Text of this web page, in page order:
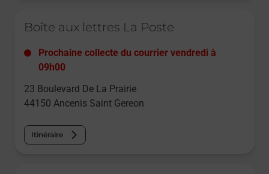
Boîte aux lettres La Poste
Prochaine collecte du courrier vendredi à
09h00
23 Boulevard De La Prairie
44150 Ancenis Saint Gereon
Itinéraire